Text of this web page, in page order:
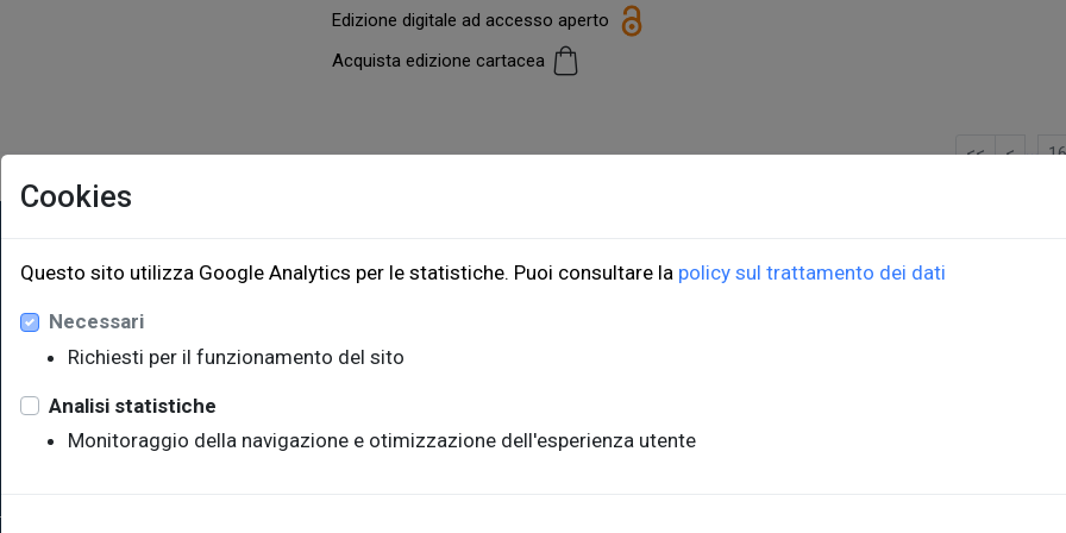
Edizione digitale ad accesso aperto
Acquista edizione cartacea
<< < … 16
EUT Edizioni Università di Trieste ORDINI
Cookies
Questo sito utilizza Google Analytics per le statistiche. Puoi consultare la policy sul trattamento dei dati
Necessari
Richiesti per il funzionamento del sito
Analisi statistiche
Monitoraggio della navigazione e otimizzazione dell'esperienza utente